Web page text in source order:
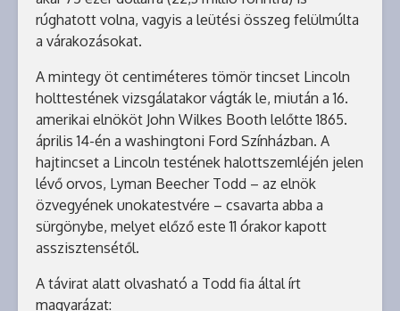
rúghatott volna, vagyis a leütési összeg felülmúlta
a várakozásokat.
A mintegy öt centiméteres tömör tincset Lincoln
holttestének vizsgálatakor vágták le, miután a 16.
amerikai elnököt John Wilkes Booth lelőtte 1865.
április 14-én a washingtoni Ford Színházban. A
hajtincset a Lincoln testének halottszemléjén jelen
lévő orvos, Lyman Beecher Todd – az elnök
özvegyének unokatestvére – csavarta abba a
sürgönybe, melyet előző este 11 órakor kapott
asszisztensétől.
A távirat alatt olvasható a Todd fia által írt
magyarázat: